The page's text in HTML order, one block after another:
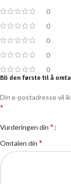
0
0
0
0
0
Bli den første til å
Din e-postadresse vil
*
Vurderingen din *
Omtalen din *